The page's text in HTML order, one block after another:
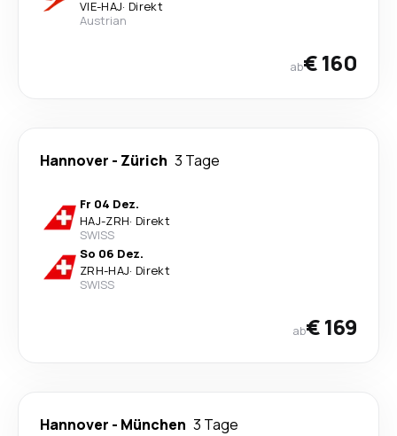
VIE-HAJ· Direkt
Austrian
ab€ 160
Hannover - Zürich 3 Tage
Fr 04 Dez.
HAJ-ZRH· Direkt
SWISS
So 06 Dez.
ZRH-HAJ· Direkt
SWISS
ab€ 169
Hannover - München 3 Tage